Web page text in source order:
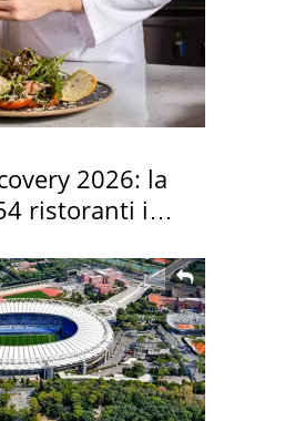
2026: la
ristoranti in